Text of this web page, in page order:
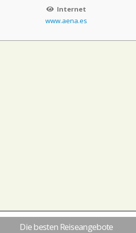
Internet
www.aena.es
Die besten Reiseangebote